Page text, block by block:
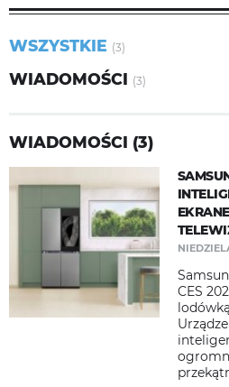
WSZYSTKIE (3)
WIADOMOŚCI (3)
WIADOMOŚCI (3)
CES